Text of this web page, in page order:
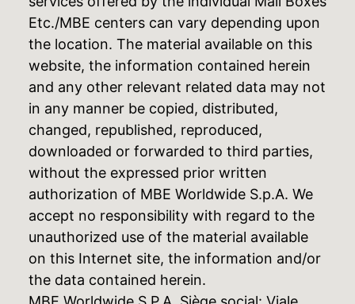
Etc./MBE centers can vary depending upon
the location. The material available on this
website, the information contained herein
and any other relevant related data may not
in any manner be copied, distributed,
changed, republished, reproduced,
downloaded or forwarded to third parties,
without the expressed prior written
authorization of MBE Worldwide S.p.A. We
accept no responsibility with regard to the
unauthorized use of the material available
on this Internet site, the information and/or
the data contained herein.